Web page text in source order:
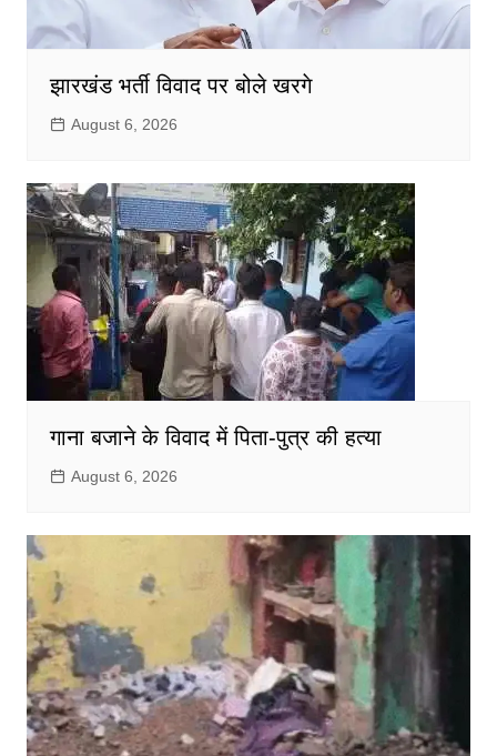
झारखंड भर्ती विवाद पर बोले खरगे
August 6, 2026
गाना बजाने के विवाद में पिता-पुत्र की हत्या
August 6, 2026